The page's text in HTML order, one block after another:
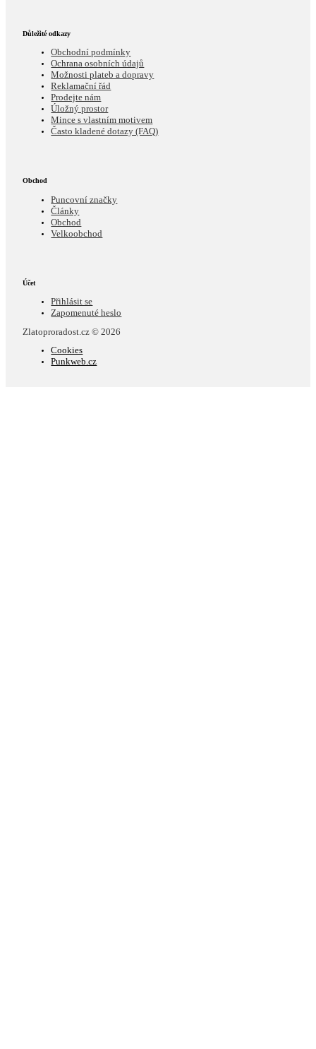
Důležité odkazy
Obchodní podmínky
Ochrana osobních údajů
Možnosti plateb a dopravy
Reklamační řád
Prodejte nám
Úložný prostor
Mince s vlastním motivem
Často kladené dotazy (FAQ)
Obchod
Puncovní značky
Články
Obchod
Velkoobchod
Účet
Přihlásit se
Zapomenuté heslo
Zlatoproradost.cz © 2026
Cookies
Punkweb.cz